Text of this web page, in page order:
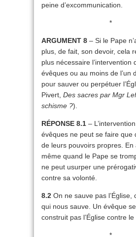
peine d’excommunication.
*
ARGUMENT 8 – Si le Pape
plus, de fait, son devoir, cela
plus nécessaire l’intervention
évêques ou au moins de l’un
pour sauver ou perpétuer
Pivert, Des sacres par Mgr
schisme ?).
RÉPONSE 8.1 –
évêques ne peut se faire que
de leurs pouvoirs propres. En
même quand le Pape se
ne peut usurper une
contre sa volonté.
8.2 On ne sauve pas l’Église,
qui nous sauve. Un évêque
construit pas l’Église contre le
*